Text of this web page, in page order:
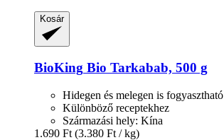
Kosár
BioKing Bio Tarkabab, 500 g
Hidegen és melegen is fogyasztható
Különböző receptekhez
Származási hely: Kína
1.690 Ft (3.380 Ft / kg)